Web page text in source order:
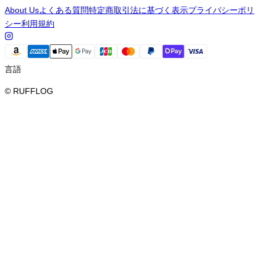
About Usよくある質問特定商取引法に基づく表示プライバシーポリ
シー利用規約
言語
© RUFFLOG